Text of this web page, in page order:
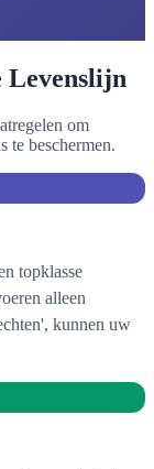
Levenslijn
om
te beschermen.
topklasse
alleen
kunnen uw